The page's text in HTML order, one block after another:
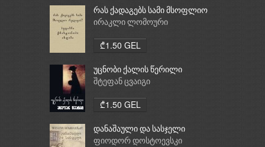
რას ქადაგებს სამი მსოფლიო
რელიგია: ბუდიზმი,
ირაკლი ლომოური
₾1.50 GEL
უცნობი ქალის წერილი
შტეფან ცვაიგი
₾1.50 GEL
დანაშაული და სასჯელი
ფიოდორ დოსტოევსკი